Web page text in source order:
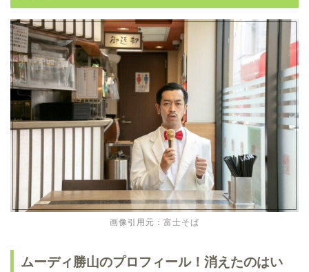
画像引用元：富士そば
ムーディ勝山のプロフィール！消えたのはい